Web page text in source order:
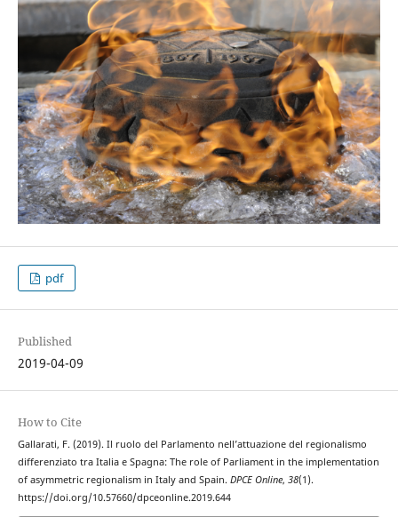
pdf
Published
2019-04-09
How to Cite
Gallarati, F. (2019). Il ruolo del Parlamento nell’attuazione del regionalismo
differenziato tra Italia e Spagna: The role of Parliament in the implementation
of asymmetric regionalism in Italy and Spain. DPCE Online, 38(1).
https://doi.org/10.57660/dpceonline.2019.644